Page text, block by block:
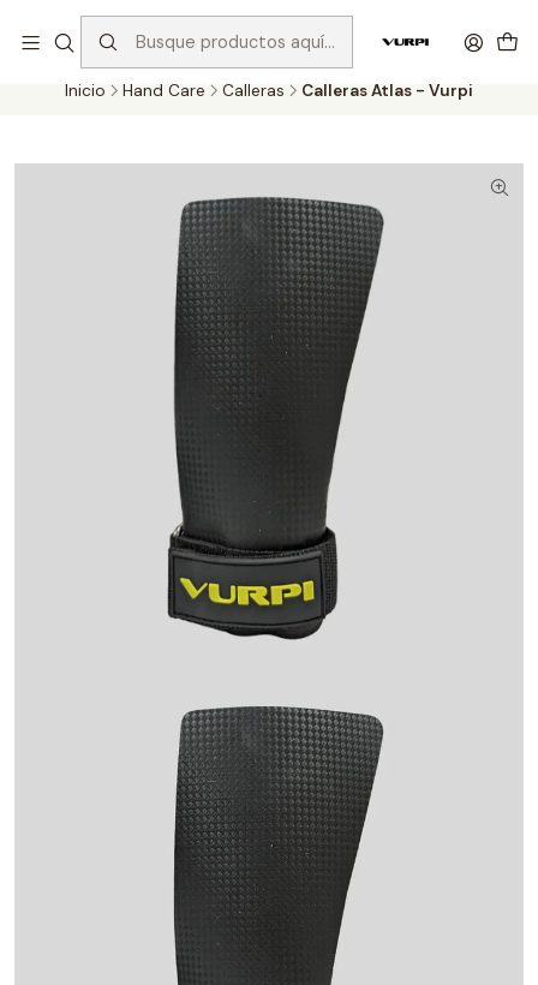
Despachos gratis para compras sobre $75.000 en Santiago y
$110.000 en Regiones!
Inicio Hand Care Calleras Calleras Atlas - Vurpi